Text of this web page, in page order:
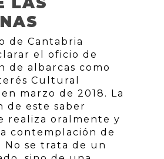
de Cantabria
el oficio de
de albarcas como
Cultural
marzo de 2018. La
de este saber
realiza oralmente y
contemplación de
No se trata de un